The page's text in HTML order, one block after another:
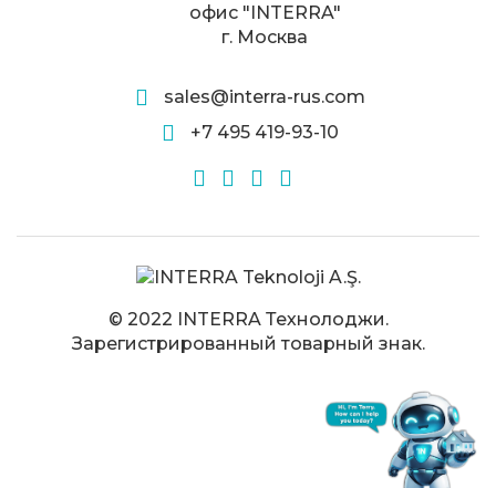
офис "INTERRA"
г. Москва
sales@interra-rus.com
+7 495 419-93-10
© 2022 INTERRA Технолоджи.
Зарегистрированный товарный знак.